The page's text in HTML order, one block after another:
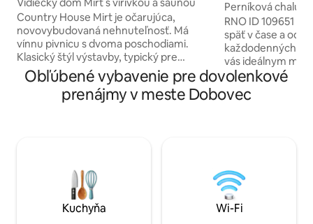
Country House Mirt je očarujúca,
novovybudovaná nehnuteľnosť. Má
vínnu pivnicu s dvoma poschodiami.
Klasický štýl výstavby, typický pre
vinohradnícku kultúru, s krásnymi
detailmi vyrobenými z dreva. Vidiecky
dom má aj terasu a balkón s krásnym
House Mirt sa nachádza 2 km od malej
dedinky Blanca a 6 km od mesta Sevnica.
Vidiecky dom Mirt je krásne ubytovanie s
jeho rafinované detaily, ktoré spĺňajú
Perníková
chalupa
RNO ID 109651
späť v čase a
každodenných
vás ideálnym
vychutnanie si a
stránky prírody
relaxačných
naozaj vyhovuje
vidiecku chalupu
alebo ako
výlety po
Obľúbené vybavenie pre dovolenkové
prenájmy v meste Dobovec
Kuchyňa Wi-Fi